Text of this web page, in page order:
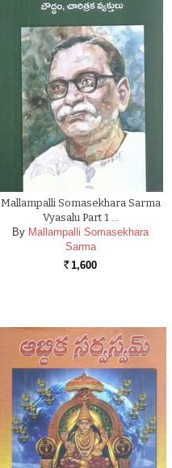
Mallampalli Somasekhara Sarma
Vyasalu Part 1 …
By Mallampalli Somasekhara
Sarma
Rs. 1,600